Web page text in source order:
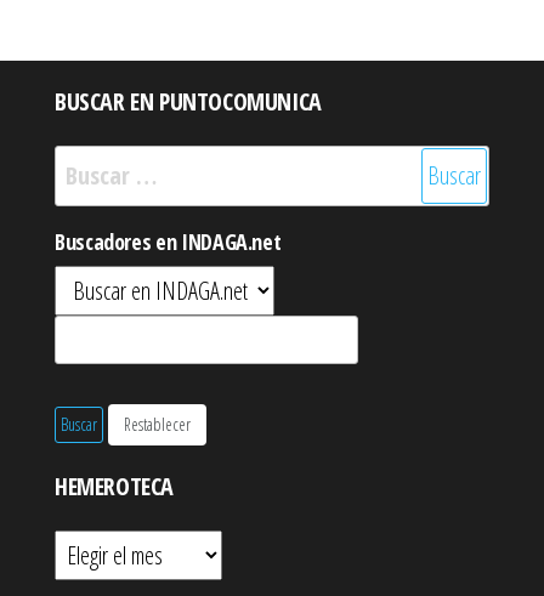
entradas
BUSCAR EN PUNTOCOMUNICA
Buscar:
Buscadores en INDAGA.net
HEMEROTECA
Hemeroteca